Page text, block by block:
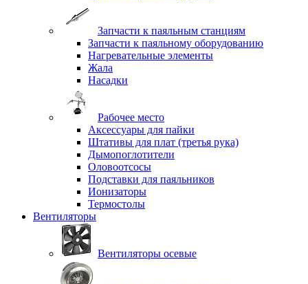
Запчасти к паяльным станциям
Запчасти к паяльному оборудованию
Нагревательные элементы
Жала
Насадки
Рабочее место
Аксессуары для пайки
Штативы для плат (третья рука)
Дымопоглотители
Оловоотсосы
Подставки для паяльников
Ионизаторы
Термостолы
Вентиляторы
Вентиляторы осевые